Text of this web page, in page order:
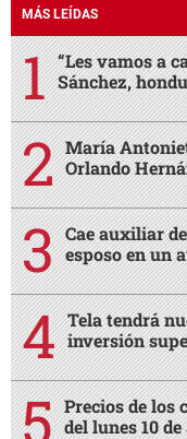
MÁS LEÍDAS
“Les vamos a
Sánchez,
María
Orlando
Cae auxiliar
esposo en un
Tela tendrá
inversión
Precios de los
del lunes 10